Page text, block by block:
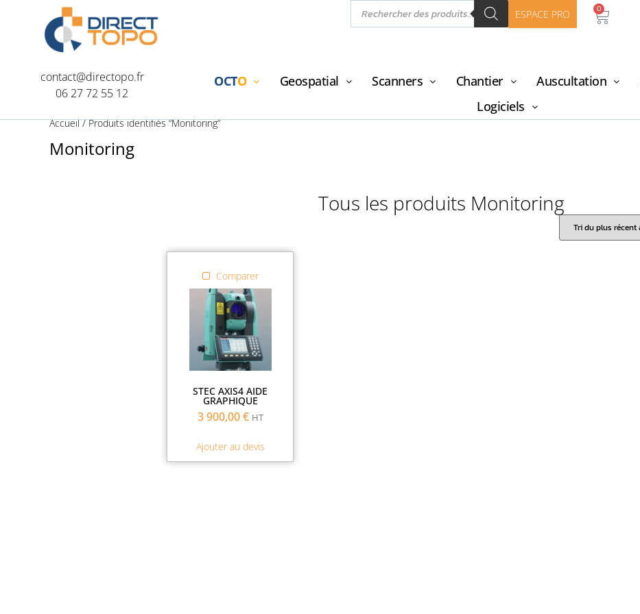
ESPACE PRO 0
contact@directopo.fr
06 27 72 55 12
OCTO Geospatial Scanners Chantier Auscultation
Logiciels
Accueil/ Produits identifiés “Monitoring”
Monitoring
Tous les produits Monitoring
Comparer
STEC AXIS4 AIDE
GRAPHIQUE
3 900,00€ HT
Ajouter au devis